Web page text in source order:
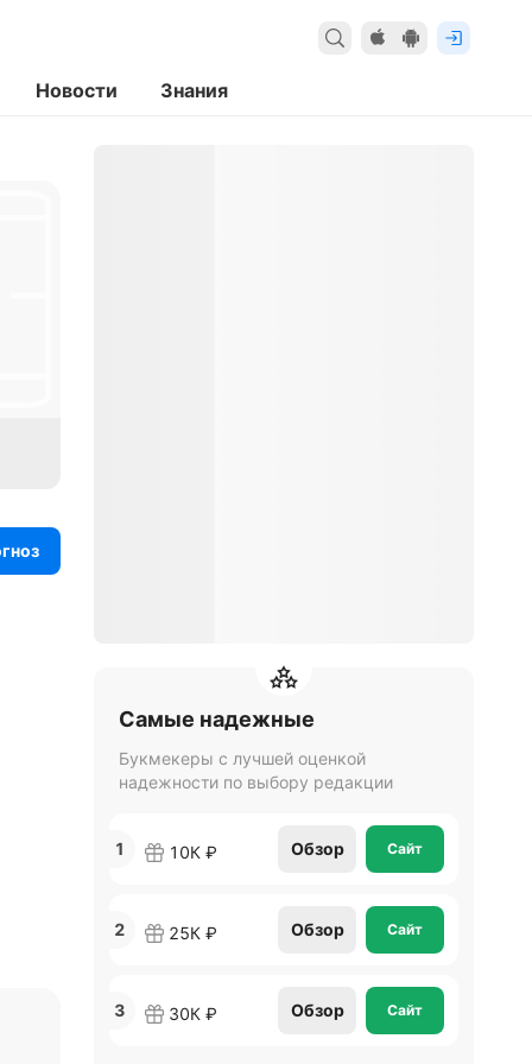
Новости Знания
Самые надежные
Букмекеры с лучшей оценкой
надежности по выбору редакции
1 10К ₽ Обзор Сайт
2 25К ₽ Обзор Сайт
3 30К ₽ Обзор Сайт